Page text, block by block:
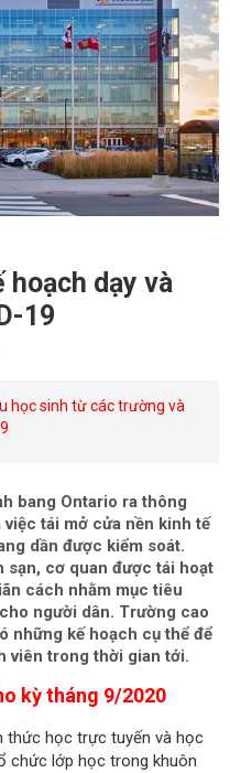
hoạch dạy và
19
học sinh từ các trường và
bang Ontario ra thông
tái mở cửa nền kinh tế
dần được kiểm soát.
sạn, cơ quan được tái hoạt
cách nhằm mục tiêu
người dân. Trường cao
những kế hoạch cụ thể để
viên trong thời gian tới.
kỳ tháng 9/2020
thức học trực tuyến và học
chức lớp học trong khuôn